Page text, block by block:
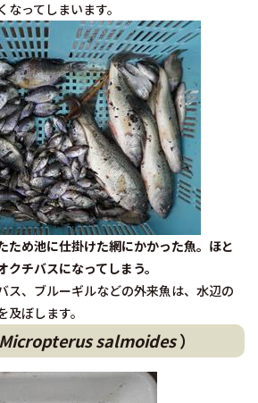
ってしまいます。
ため池に仕掛けた網にかかった魚。ほと
チバスになってしまう。
ス、ブルーギルなどの外来魚は、水辺の
ぼします。
Micropterus salmoides）